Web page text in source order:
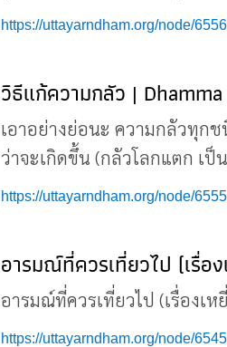
https://uttayarndham.org/node/6556
วิธีแก้ความกลัว |
เอาอย่างย่อนะ ความกลัวทุก
ว่าจะเกิดขึ้น (กลัวโลกแตก เป็
https://uttayarndham.org/node/6555
อารมณ์ที่ควรเที่ยวไป (เรื่
อารมณ์ที่ควรเที่ยวไป (เรื่อง
https://uttayarndham.org/node/6545